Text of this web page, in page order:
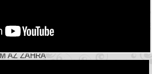
AZ ZAHRA